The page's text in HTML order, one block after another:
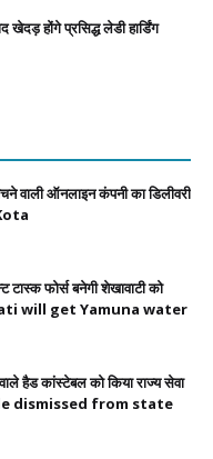
होंगे प्रसिद्ध लेडी हार्डिंग
वाली ऑनलाइन कंपनी का डिलीवरी
फोर्स बनेगी शेखावाटी को
will get Yamuna water
हैड कांस्टेबल को किया राज्य सेवा
dismissed from state